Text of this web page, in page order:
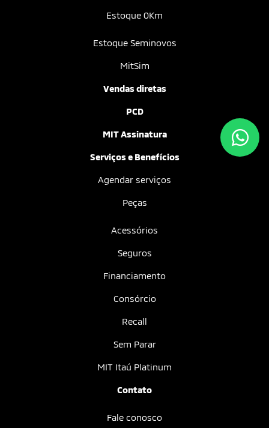
Estoque 0Km
Estoque Seminovos
MitSim
Vendas diretas
PCD
MIT Assinatura
Serviços e Benefícios
Agendar serviços
Peças
Acessórios
Seguros
Financiamento
Consórcio
Recall
Sem Parar
MIT Itaú Platinum
Contato
Fale conosco